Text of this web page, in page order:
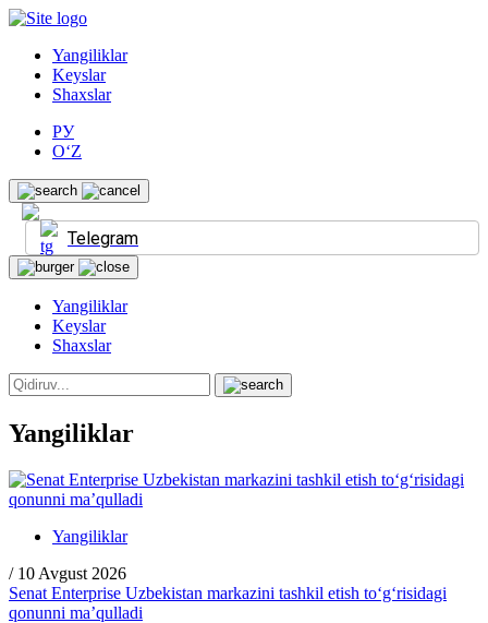
Yangiliklar
Keyslar
Shaxslar
РУ
O‘Z
Telegram
Yangiliklar
Keyslar
Shaxslar
Yangiliklar
Yangiliklar
/ 10 Avgust 2026
Senat Enterprise Uzbekistan markazini tashkil etish to‘g‘risidagi
qonunni ma’qulladi